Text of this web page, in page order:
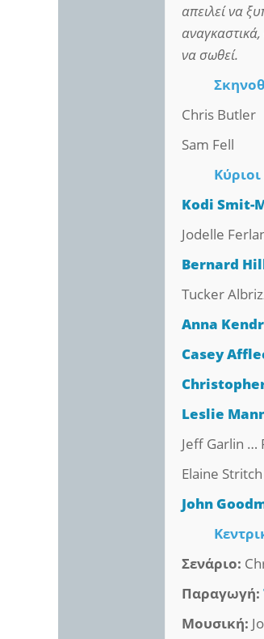
απειλεί να
να σωθεί.
Chris Butler
Sam Fell
Kodi Smit-
Jodelle
Bernard
Tucker
Anna
Casey
Leslie
Jeff Garlin …
Elaine
John
Σενάριο:
Παραγωγή:
Μουσική: